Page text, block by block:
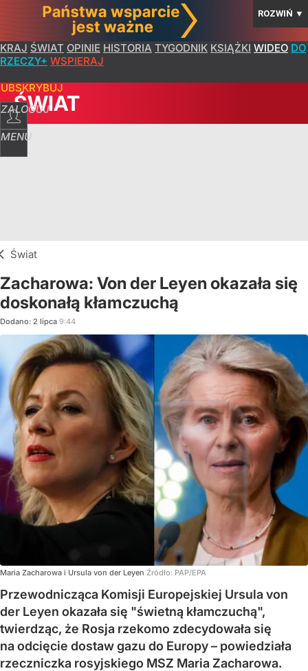
ROZWIŃ ▼
KRAJ ŚWIAT OPINIE HISTORIA TYGODNIK KSIĄŻKI WIDEO DO
RZECZY+ WSPIERAJ
ZALOGUJ
MENU
ŚWIAT
Świat
Zacharowa: Von der Leyen okazała się
doskonałą kłamczuchą
Dodano: 2 lipca 9:44
Maria Zacharowa i Ursula von der Leyen Źródło: PAP/EPA
Przewodnicząca Komisji Europejskiej Ursula von
der Leyen okazała się "świetną kłamczuchą",
twierdząc, że Rosja rzekomo zdecydowała się
na odcięcie dostaw gazu do Europy – powiedziała
rzeczniczka rosyjskiego MSZ Maria Zacharowa.